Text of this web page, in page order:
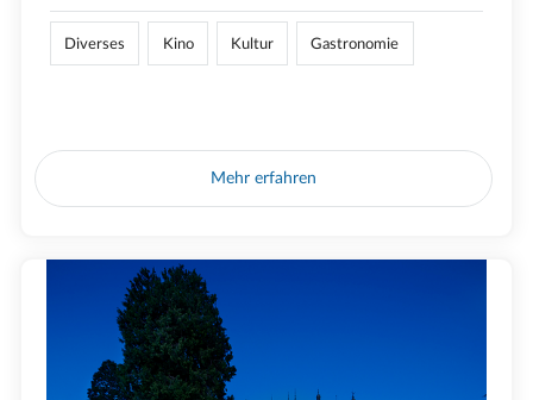
Diverses Kino Kultur Gastronomie
Mehr erfahren